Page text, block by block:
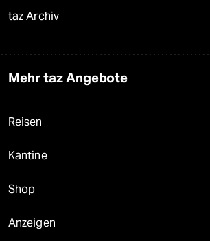
taz Archiv
Mehr taz Angebote
Reisen
Kantine
Shop
Anzeigen